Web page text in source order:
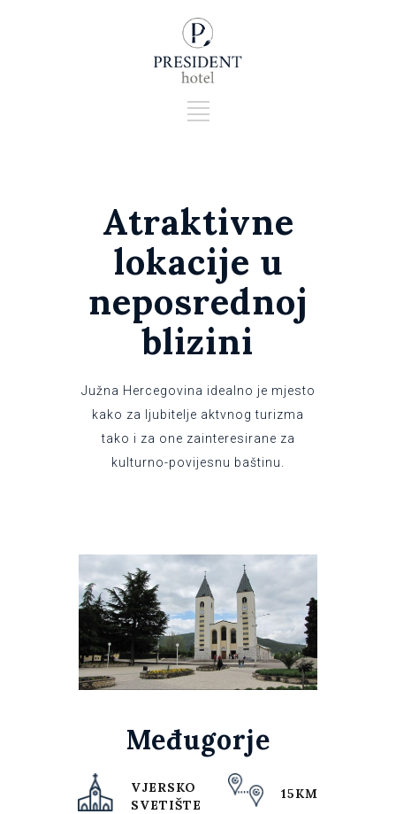
Atraktivne
lokacije u
neposrednoj
blizini
Južna Hercegovina idealno je mjesto
kako za ljubitelje aktvnog turizma
tako i za one zainteresirane za
kulturno-povijesnu baštinu.
Međugorje
VJERSKO
SVETIŠTE
15KM